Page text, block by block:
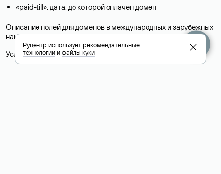
«paid-till»: дата, до которой оплачен домен
Описание полей для доменов в международных и зарубежных
национальных доменах представлены в разделе «Помощь».
Условия использования Whois-сервиса
Руцентр используетрекомендательные
технологииифайлы куки